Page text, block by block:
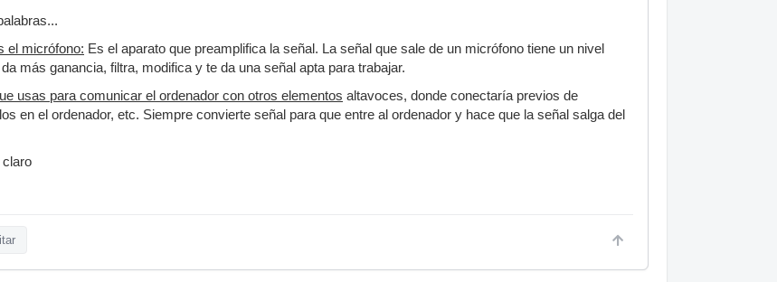
el micrófono: Es el aparato que preamplifica la señal. La señal que sale de un micrófono tiene un nivel
más ganancia, filtra, modifica y te da una señal apta para trabajar.
usas para comunicar el ordenador con otros elementos altavoces, donde conectaría previos de
en el ordenador, etc. Siempre convierte señal para que entre al ordenador y hace que la señal salga del
claro